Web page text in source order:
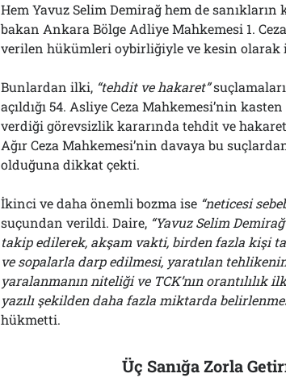
Hem Yavuz Selim Demirağ hem de
bakan Ankara Bölge Adliye Mahkemesi 1.
verilen hükümleri oybirliğiyle ve kesin olarak
Bunlardan ilki, “tehdit ve hakaret”
açıldığı 54. Asliye Ceza Mahkemesi’nin
verdiği görevsizlik kararında tehdit ve hakaret
Ağır Ceza Mahkemesi’nin davaya bu
olduğuna dikkat çekti.
İkinci ve daha önemli bozma ise “neticesi
suçundan verildi. Daire, “Yavuz Selim
takip edilerek, akşam vakti, birden fazla kişi
ve sopalarla darp edilmesi, yaratılan tehlikenin
yaralanmanın niteliği ve TCK’nın orantılılık
yazılı şekilden daha fazla miktarda
hükmetti.
Üç Sanığa Zorla